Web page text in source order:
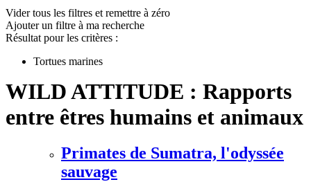
Vider tous les filtres et remettre à zéro
Ajouter un filtre à ma recherche
Résultat pour les critères :
Tortues marines
WILD ATTITUDE : Rapports
entre êtres humains et animaux
Primates de Sumatra, l'odyssée
sauvage